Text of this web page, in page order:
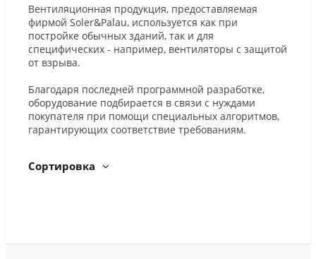
Вентиляционная продукция, предоставляемая
фирмой Soler&Palau, используется как при
постройке обычных зданий, так и для
специфических - например, вентиляторы с защитой
от взрыва.
Благодаря последней программной разработке,
оборудование подбирается в связи с нуждами
покупателя при помощи специальных алгоритмов,
гарантирующих соответствие требованиям.
Сортировка